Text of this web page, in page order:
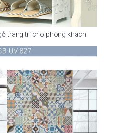
trang trí cho phòng khách